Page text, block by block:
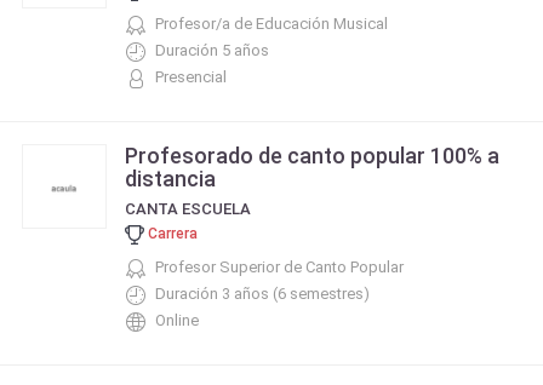
Profesor/a de Educación Musical
Duración 5 años
Presencial
Profesorado de canto popular 100% a
distancia
CANTA ESCUELA
Carrera
Profesor Superior de Canto Popular
Duración 3 años (6 semestres)
Online